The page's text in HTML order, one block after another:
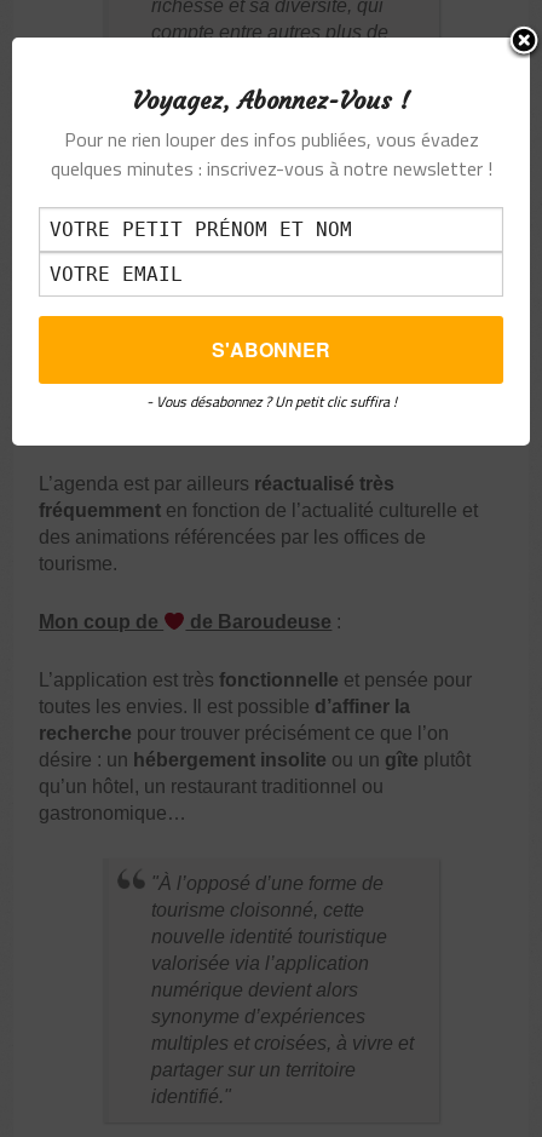
richesse et sa diversité, qui
compte entre autres plus de
châteaux !
L’application affiche ainsi une
série de
pictogrammesqui permettent, à travers
l’arborescence, de découvrir toutes les infos utiles sur
lesvins;
lesrestaurants;
hébergements;
parcs d’attraction;
L’agenda est par ailleurs réactualisé très
fréquemment en fonction de l’actualité culturelle et
des animations référencées par les offices de
tourisme.
Mon coup de de Baroudeuse :
L’application est trèsfonctionnelle et pensée pour
toutes les envies. Il est possible d’affiner la
recherche pour trouver précisément ce que l’on
désire : un hébergement insolite ou un gîte plutôt
qu’un hôtel, un restaurant traditionnel ou
gastronomique…
À l’opposé d’une forme de
tourisme cloisonné, cette
nouvelle identité touristique
valorisée via l’application
numérique devient alors
synonyme d’expériences
multiples et croisées, à vivre et
partager sur un territoire
identifié.
Voyagez, Abonnez-Vous !
Pour ne rien louper des infos publiées, vous évadez
quelques minutes : inscrivez-vous à notre newsletter !
- Vous désabonnez ? Un petit clic suffira !